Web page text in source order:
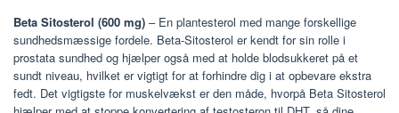
Beta Sitosterol (600 mg) – En plantesterol med mange forskellige
sundhedsmæssige fordele. Beta-Sitosterol er kendt for sin rolle i
prostata sundhed og hjælper også med at holde blodsukkeret på et
sundt niveau, hvilket er vigtigt for at forhindre dig i at opbevare ekstra
fedt. Det vigtigste for muskelvækst er den måde, hvorpå Beta Sitosterol